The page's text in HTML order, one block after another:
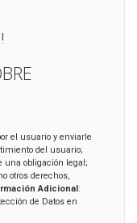
el usuario y enviarle
del usuario;
una obligación legal;
otros derechos,
Adicional:
de Datos en